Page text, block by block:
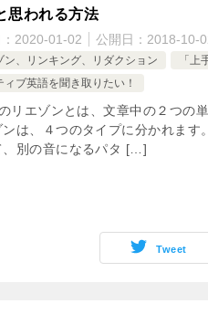
思われる方法
2020-01-02 公開日： 2018-10-
ン、リンキング、リダクション
「
ィブ英語を聞き取りたい！
リエゾンとは、文章中の２つの
ンは、４つのタイプに分かれま
、別の音になるパタ […]
Tweet